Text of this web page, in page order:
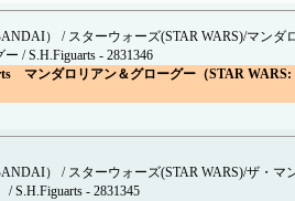
） / スターウォーズ(STAR WARS)/マンダ
ー / S.H.Figuarts - 2831346
マンダロリアン＆グローグー（STAR WARS:
） / スターウォーズ(STAR WARS)/ザ・マ
/ S.H.Figuarts - 2831345